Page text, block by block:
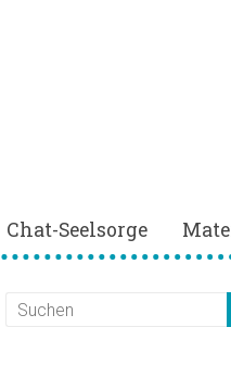
Chat-Seelsorge